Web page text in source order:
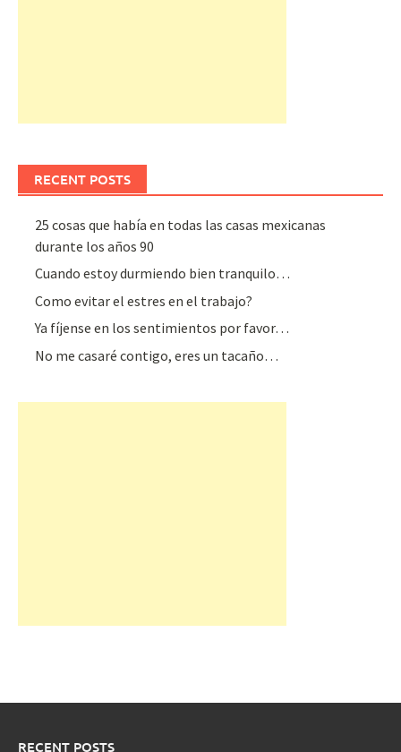
RECENT POSTS
25 cosas que había en todas las casas mexicanas
durante los años 90
Cuando estoy durmiendo bien tranquilo…
Como evitar el estres en el trabajo?
Ya fíjense en los sentimientos por favor…
No me casaré contigo, eres un tacaño…
RECENT POSTS